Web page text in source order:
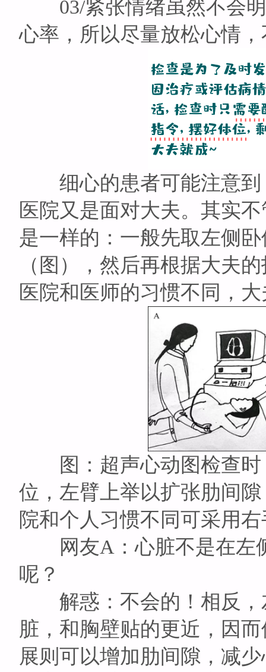
03/紧张情绪虽然不会明
心率，所以尽量放松心情
细心的患者可能注意到
医院又是面对大夫。其实
是一样的：一般先取左侧
（图），然后再根据大夫
医院和医师的习惯不同，
图：超声心动图检查时
位，左臂上举以扩张肋间
院和个人习惯不同可采用
网友A：心脏不是在左
呢？
解惑：不会的！相反，
脏，和胸壁贴的更近，因
展则可以增加肋间隙，减